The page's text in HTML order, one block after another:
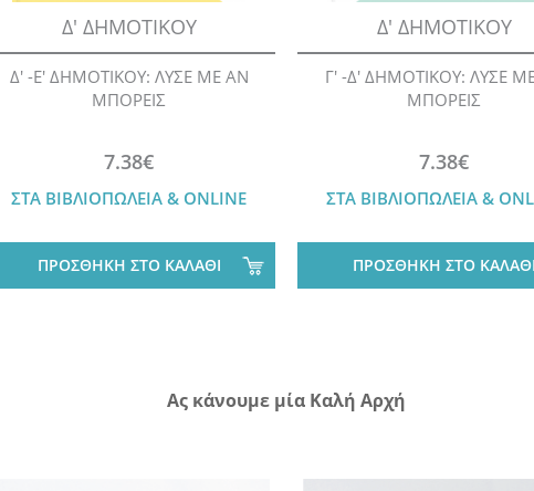
Δ' ΔΗΜΟΤΙΚΟΥ
Δ' -Ε' ΔΗΜΟΤΙΚΟΥ: ΛΥΣΕ ΜΕ ΑΝ
ΜΠΟΡΕΙΣ
7.38€
ΣΤΑ ΒΙΒΛΙΟΠΩΛΕΙΑ & ONLINE
ΠΡΟΣΘΗΚΗ ΣΤΟ ΚΑΛΑΘΙ
Δ' ΔΗΜΟΤΙΚΟΥ
Γ' -Δ' ΔΗΜΟΤΙΚΟΥ: ΛΥΣΕ
ΜΠΟΡΕΙΣ
7.38€
ΣΤΑ ΒΙΒΛΙΟΠΩΛΕΙΑ &
ΠΡΟΣΘΗΚΗ ΣΤΟ
Ας κάνουμε μία Καλή Αρχή